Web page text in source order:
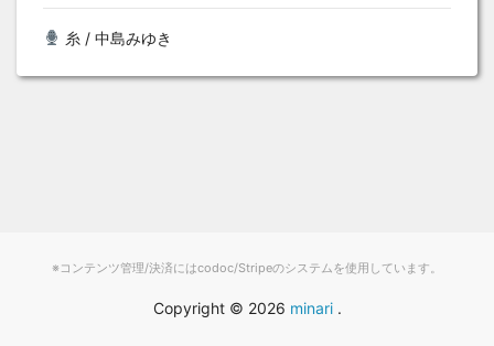
糸 / 中島みゆき
※コンテンツ管理/決済にはcodoc/Stripeのシステムを使用しています。
Copyright © 2026 minari.